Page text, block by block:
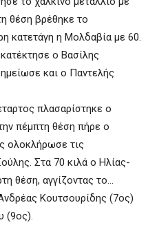
θέση βρέθηκε το
κατετάγη η Μολδαβία με 60.
ο Βασίλης
και ο Παντελής
πλασαρίστηκε ο
πέμπτη θέση πήρε ο
ολοκλήρωσε τις
Στα 70 κιλά ο Ηλίας-
θέση, αγγίζοντας το…
Κουτσουρίδης (7ος)
(9ος).